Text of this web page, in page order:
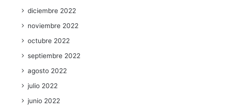
diciembre 2022
noviembre 2022
octubre 2022
septiembre 2022
agosto 2022
julio 2022
junio 2022